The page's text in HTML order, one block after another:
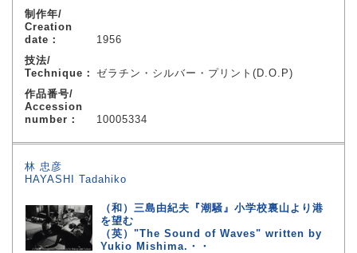
制作年/
Creation
date：
1956
技法/
Technique： ゼラチン・シルバー・プリント(D.O.P)
作品番号/
Accession
number：
10005334
林 忠彦
HAYASHI Tadahiko
（和）三島由紀夫『潮騒』小学校裏山より港
を望む
（英）"The Sound of Waves" written by
Yukio Mishima.・・